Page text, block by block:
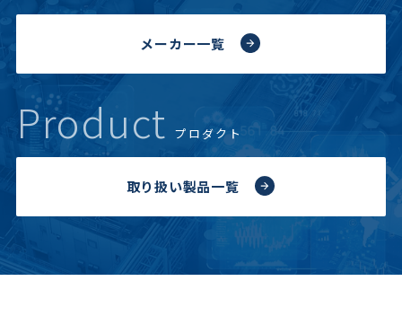
メーカー一覧
Product プロダクト
取り扱い製品一覧